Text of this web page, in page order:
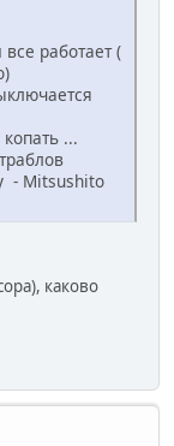
работает (
...
- Mitsushito
каково